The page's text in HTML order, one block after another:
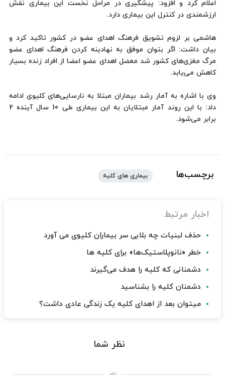
اعلام کرد و افزود: پیشگیری در مراحل نخست این بیماری نقش
ارزشمندی در کنترل این بیماری دارد.
هاشمی بر لزوم تشویق فرهنگ اهدای عضو در کشور تاکید کرد و
بیان داشت: اگر بتوان موفق به نهادینه کردن فرهنگ اهدای عضو
مرگ مغزی‌های کشور شد معضل اهدای عضو اعضا از افراد زنده بسیار
کاهش می‌یابد.
وی با اشاره به آمار رشد بیماران مبتلا به نارسایی‌های کلیوی ادامه
داد: با این روند آمار مبتلایان به این بیماری طی 10 سال آینده 2
برابر می‌شود.
برچسب‌ها بیماری های کلیه
اخبار مرتبط
حذف لبنیات چه بلایی سر بیماران کلیوی می آورد
خطر «نانوپلاستیک‌ها» برای کلیه ها
دشمنانی که کلیه را هدف می‌گیرند
دشمنان کلیه را بشناسید
میتوان بعد از اهدای کلیه یک زندگی عادی داشت؟
نظر شما